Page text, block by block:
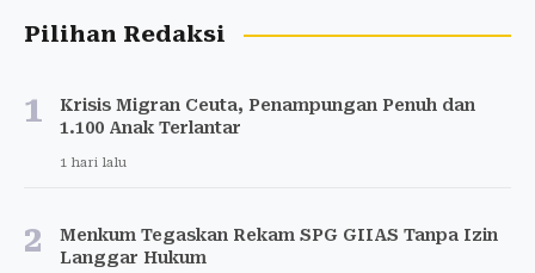
Pilihan Redaksi
1
Krisis Migran Ceuta, Penampungan Penuh dan
1.100 Anak Terlantar
1 hari lalu
2
Menkum Tegaskan Rekam SPG GIIAS Tanpa Izin
Langgar Hukum